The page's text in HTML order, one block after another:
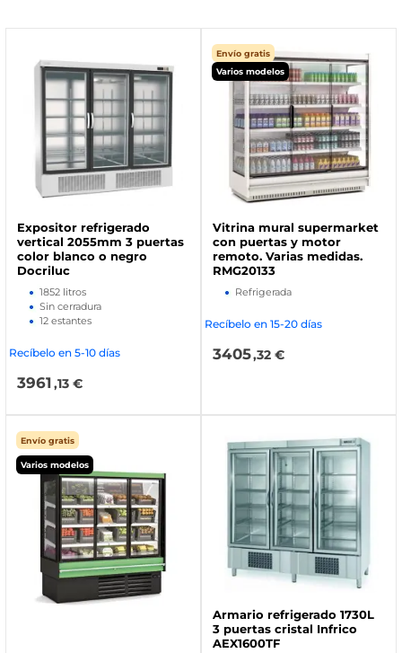
Expositor refrigerado
vertical 2055mm 3 puertas
color blanco o negro
Docriluc
1852 litros
Sin cerradura
12 estantes
Recíbelo en 5-10 días
3961,13 €
Varios modelos
Envío gratis
Vitrina mural supermarket
con puertas y motor
remoto. Varias medidas.
RMG20133
Refrigerada
Recíbelo en 15-20 días
3405,32 €
Varios modelos
Envío gratis
Armario refrigerado 1730L
3 puertas cristal Infrico
AEX1600TF